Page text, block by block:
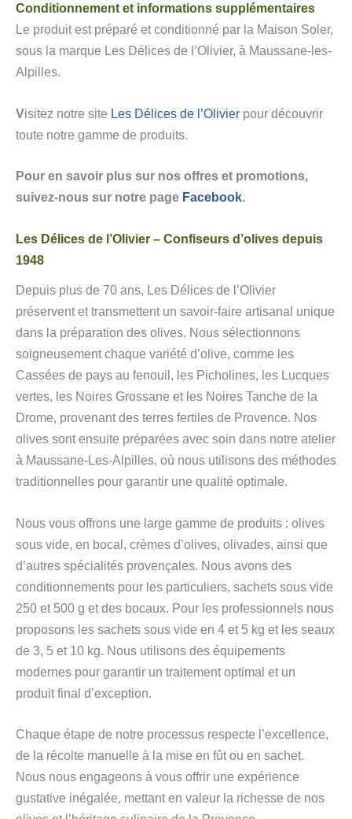
Conditionnement et informations supplémentaires
Le produit est préparé et conditionné par la Maison Soler,
sous la marque Les Délices de l’Olivier, à Maussane-les-
Alpilles.
Visitez notre site Les Délices de l’Olivier pour découvrir
toute notre gamme de produits.
Pour en savoir plus sur nos offres et promotions,
suivez-nous sur notre page Facebook.
Les Délices de l’Olivier – Confiseurs d’olives depuis
1948
Depuis plus de 70 ans, Les Délices de l’Olivier
préservent et transmettent un savoir-faire artisanal unique
dans la préparation des olives. Nous sélectionnons
soigneusement chaque variété d’olive, comme les
Cassées de pays au fenouil, les Picholines, les Lucques
vertes, les Noires Grossane et les Noires Tanche de la
Drome, provenant des terres fertiles de Provence. Nos
olives sont ensuite préparées avec soin dans notre atelier
à Maussane-Les-Alpilles, où nous utilisons des méthodes
traditionnelles pour garantir une qualité optimale.
Nous vous offrons une large gamme de produits : olives
sous vide, en bocal, crèmes d’olives, olivades, ainsi que
d’autres spécialités provençales. Nous avons des
conditionnements pour les particuliers, sachets sous vide
250 et 500 g et des bocaux. Pour les professionnels nous
proposons les sachets sous vide en 4 et 5 kg et les seaux
de 3, 5 et 10 kg. Nous utilisons des équipements
modernes pour garantir un traitement optimal et un
produit final d’exception.
Chaque étape de notre processus respecte l’excellence,
de la récolte manuelle à la mise en fût ou en sachet.
Nous nous engageons à vous offrir une expérience
gustative inégalée, mettant en valeur la richesse de nos